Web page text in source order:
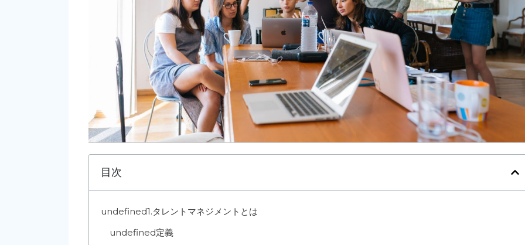
目次
undefined1.タレントマネジメントとは
undefined定義